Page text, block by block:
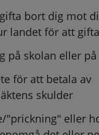
bort dig mot
landet för att
på skolan eller
för att betala av
skulder
"prickning" eller